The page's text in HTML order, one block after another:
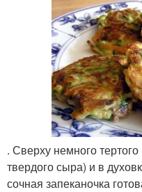
. Сверху немного
твердого сыра) и в
сочная запеканочка